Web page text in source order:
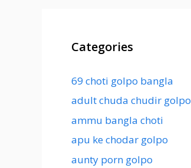
Categories
69 choti golpo bangla
adult chuda chudir golpo
ammu bangla choti
apu ke chodar golpo
aunty porn golpo